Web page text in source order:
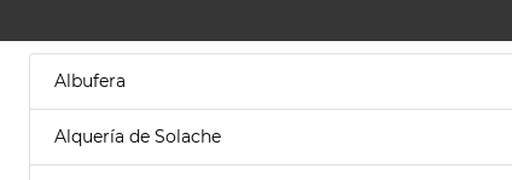
Albufera
Alquería de Solache